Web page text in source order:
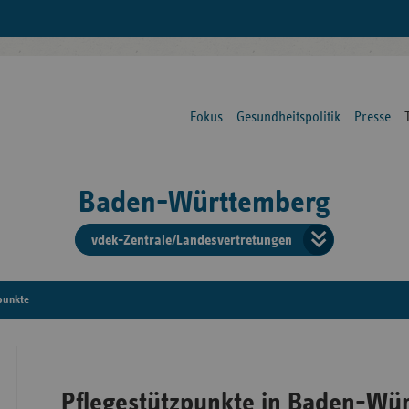
Fokus Gesundheitspolitik Presse
Baden-Württemberg
vdek-Zentrale/Landesvertretungen
der
Pflegestützpunkte in Baden-